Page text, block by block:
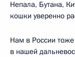
Непала, Бутана,
кошки уверенно
Нам в России тоже
в нашей